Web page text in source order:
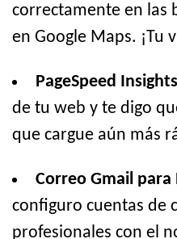
correctamente en las
en Google Maps. ¡Tu
PageSpeed
de tu web y te digo
que cargue aún más
Correo Gmail para
configuro cuentas de
profesionales con el